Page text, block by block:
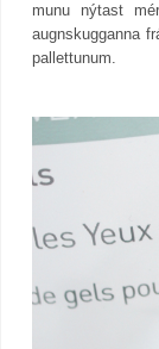
munu nýtast
augnskugganna
pallettunum.